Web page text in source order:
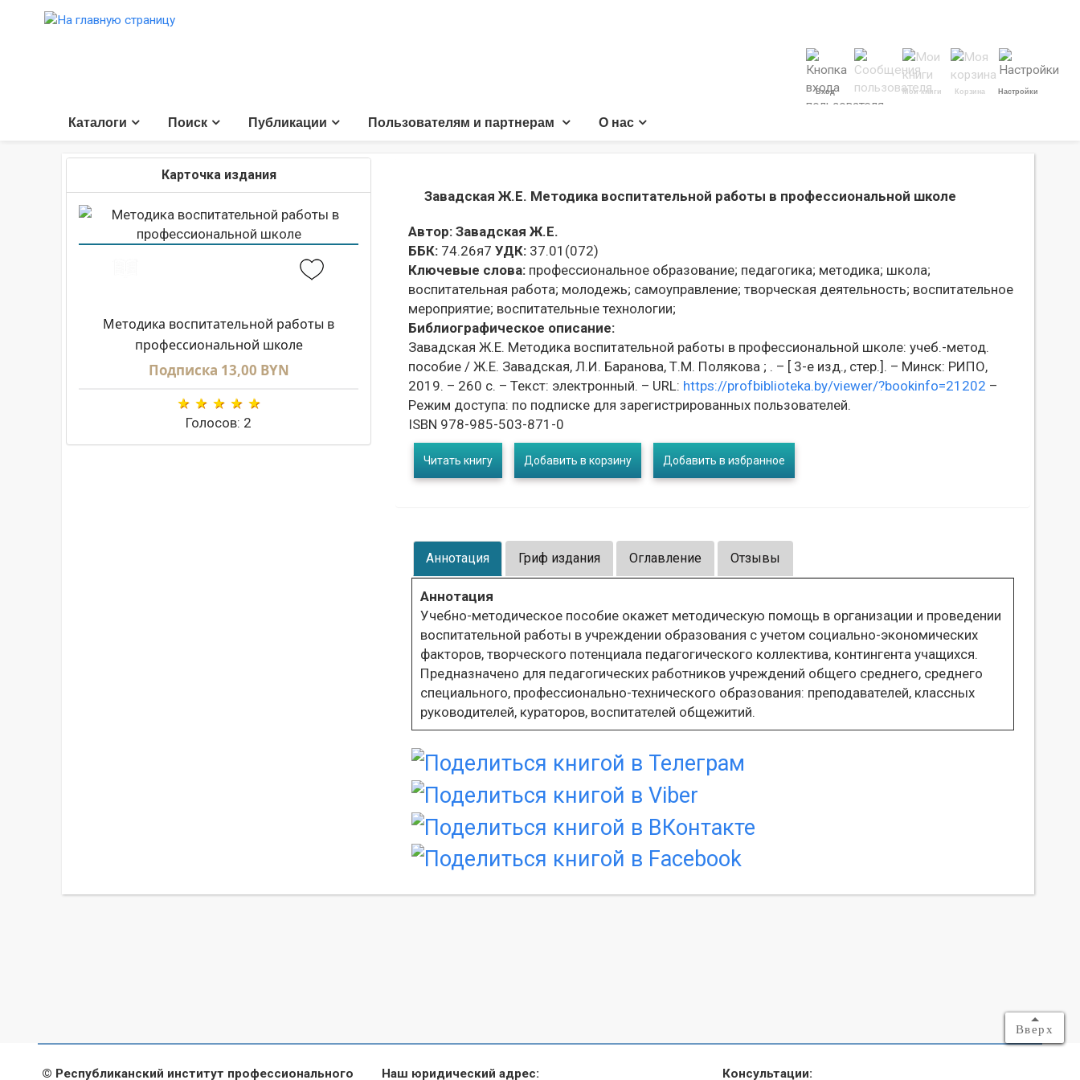
Вход Мои книги Корзина Настройки
Каталоги Поиск Публикации Пользователям и партнерам О нас
Карточка издания
Методика воспитательной работы в
профессиональной школе
Подписка 13,00 BYN
Голосов: 2
Завадская Ж.Е. Методика воспитательной работы в профессиональной школе
Автор: Завадская Ж.Е.
ББК: 74.26я7 УДК: 37.01(072)
Ключевые слова: профессиональное образование; педагогика; методика; школа;
воспитательная работа; молодежь; самоуправление; творческая деятельность; воспитательное
мероприятие; воспитательные технологии;
Библиографическое описание:
Завадская Ж.Е. Методика воспитательной работы в профессиональной школе: учеб.-метод.
пособие / Ж.Е. Завадская, Л.И. Баранова, Т.М. Полякова ; . – [ 3-е изд., стер.]. – Минск: РИПО,
2019. – 260 с. – Текст: электронный. – URL: https://profbiblioteka.by/viewer/?bookinfo=21202 –
Режим доступа: по подписке для зарегистрированных пользователей.
ISBN 978-985-503-871-0
Читать книгу Добавить в корзину Добавить в избранное
Аннотация Гриф издания Оглавление Отзывы
Аннотация
Учебно-методическое пособие окажет методическую помощь в организации и проведении
воспитательной работы в учреждении образования с учетом социально-экономических
факторов, творческого потенциала педагогического коллектива, контингента учащихся.
Предназначено для педагогических работников учреждений общего среднего, среднего
специального, профессионально-технического образования: преподавателей, классных
руководителей, кураторов, воспитателей общежитий.
Вверх
© Республиканский институт профессионального Наш юридический адрес: Консультации: